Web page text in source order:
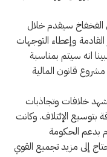
الفخفاخ سيقدم خلال
عمل الحكومة بين 6 و9 أشهر القادمة وإعطاء التوجهات
انه سيتم بمناسبة
قانون المالية
خلافات وتجاذبات
بتوسيع الإئتلاف. وكانت
بدعم الحكومة
إلى مزيد تجميع القوي